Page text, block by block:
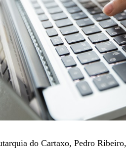
do Cartaxo, Pedro